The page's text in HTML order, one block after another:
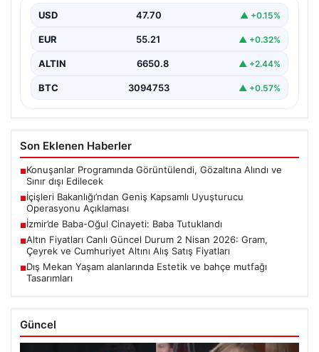
kapsamlı uyuşturucu ile mücadele çalışmaları
kapsamında, İçişleri Bakanlığı önemli…
USD 47.70 ▲ +0.15%
EUR 55.21 ▲ +0.32%
ALTIN 6650.8 ▲ +2.44%
BTC 3094753 ▲ +0.57%
Son Eklenen Haberler
■Konuşanlar Programında Görüntülendi, Gözaltına Alındı ve
Sınır dışı Edilecek
■İçişleri Bakanlığı’ndan Geniş Kapsamlı Uyuşturucu
Operasyonu Açıklaması
■İzmir’de Baba-Oğul Cinayeti: Baba Tutuklandı
■Altın Fiyatları Canlı Güncel Durum 2 Nisan 2026: Gram,
Çeyrek ve Cumhuriyet Altını Alış Satış Fiyatları
■Dış Mekan Yaşam alanlarında Estetik ve bahçe mutfağı
Tasarımları
Güncel